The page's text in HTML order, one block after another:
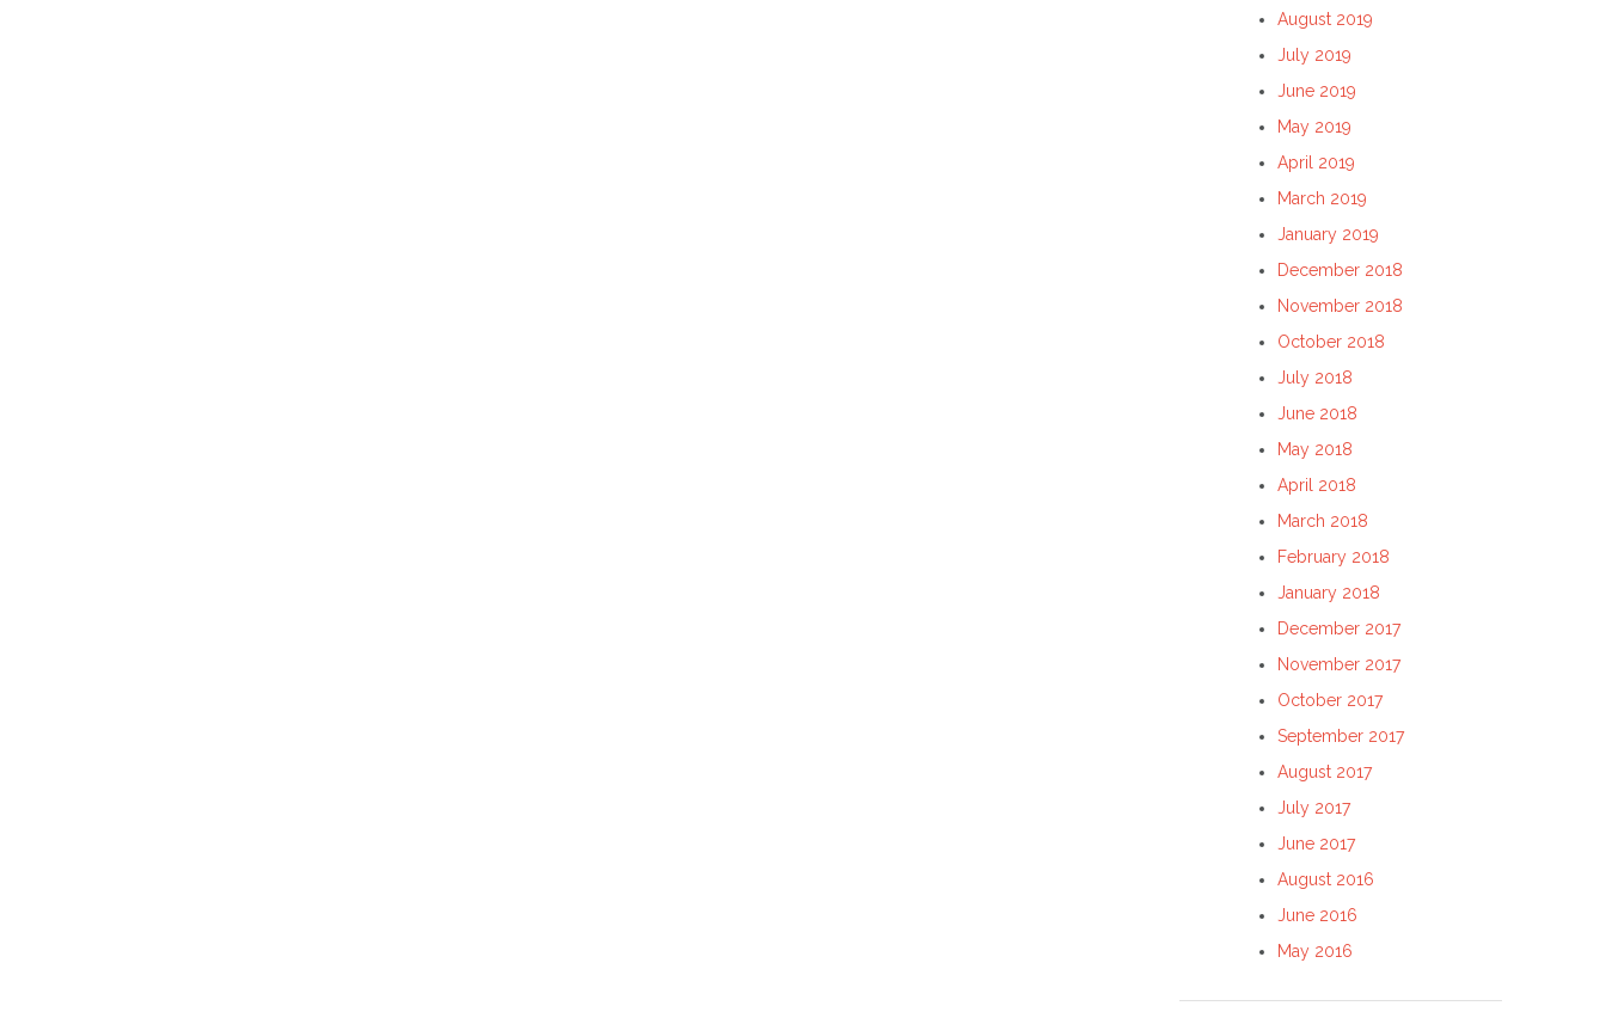
August 2019
July 2019
June 2019
May 2019
April 2019
March 2019
January 2019
December 2018
November 2018
October 2018
July 2018
June 2018
May 2018
April 2018
March 2018
February 2018
January 2018
December 2017
November 2017
October 2017
September 2017
August 2017
July 2017
June 2017
August 2016
June 2016
May 2016